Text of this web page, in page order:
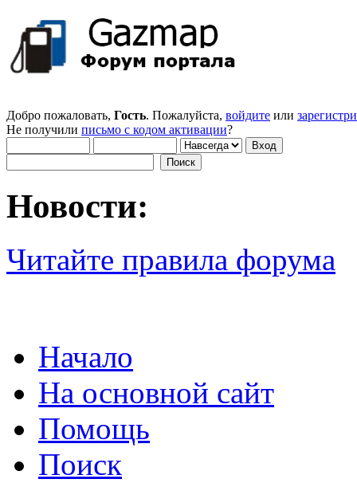
Добро пожаловать, Гость. Пожалуйста, войдите или
Не получили письмо с кодом активации?
Новости:
Читайте правила форума
Начало
На основной сайт
Помощь
Поиск